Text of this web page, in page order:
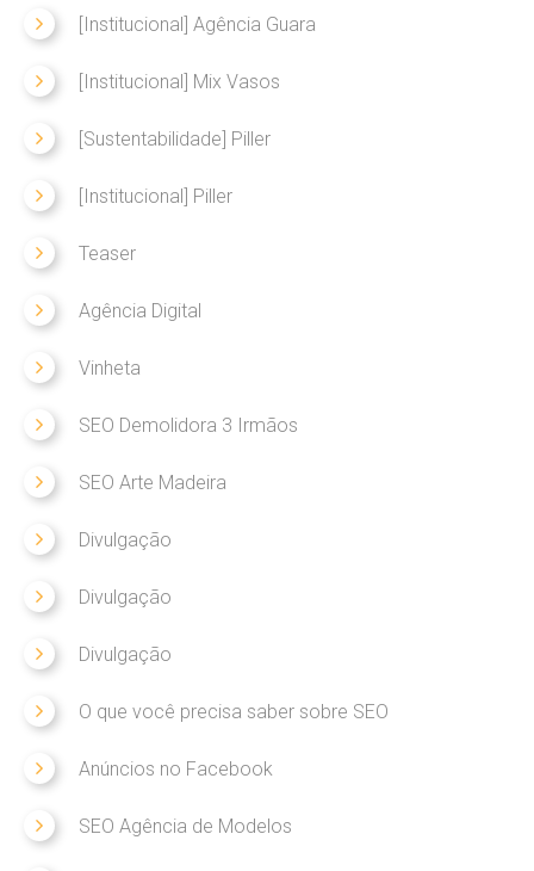
[Institucional] Agência Guara
[Institucional] Mix Vasos
[Sustentabilidade] Piller
[Institucional] Piller
Teaser
Agência Digital
Vinheta
SEO Demolidora 3 Irmãos
SEO Arte Madeira
Divulgação
Divulgação
Divulgação
O que você precisa saber sobre SEO
Anúncios no Facebook
SEO Agência de Modelos